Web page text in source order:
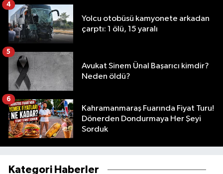
Yolcu otobüsü kamyonete arkadan
çarptı: 1 ölü, 15 yaralı
4
Avukat Sinem Ünal Başarıcı kimdir?
Neden öldü?
5
Kahramanmaraş Fuarında Fiyat Turu!
Dönerden Dondurmaya Her Şeyi
Sorduk
6
Kategori Haberler